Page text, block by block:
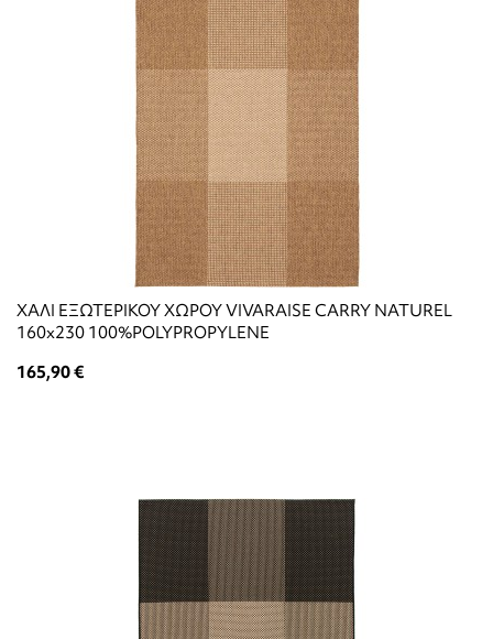
ΧΑΛΙ ΕΞΩΤΕΡΙΚΟΥ ΧΩΡΟΥ VIVARAISE CARRY NATUREL
160x230 100%POLYPROPYLENE
165,90 €